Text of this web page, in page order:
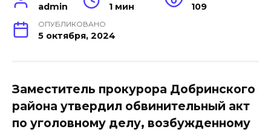
admin 1 мин 109
ОПУБЛИКОВАНО
5 октября, 2024
Заместитель прокурора Добринского
района утвердил обвинительный акт
по уголовному делу, возбужденному